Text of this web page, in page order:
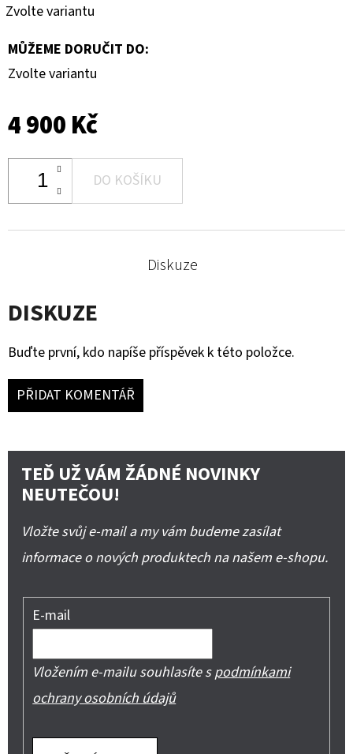
Zvolte variantu
MŮŽEME DORUČIT DO:
Zvolte variantu
4 900 Kč
DO KOŠÍKU
Diskuze
DISKUZE
Buďte první, kdo napíše příspěvek k této položce.
PŘIDAT KOMENTÁŘ
TEĎ UŽ VÁM ŽÁDNÉ NOVINKY
NEUTEČOU!
Vložte svůj e-mail a my vám budeme zasílat
informace o nových produktech na našem e-shopu.
E-mail
Vložením e-mailu souhlasíte spodmínkami
ochrany osobních údajů